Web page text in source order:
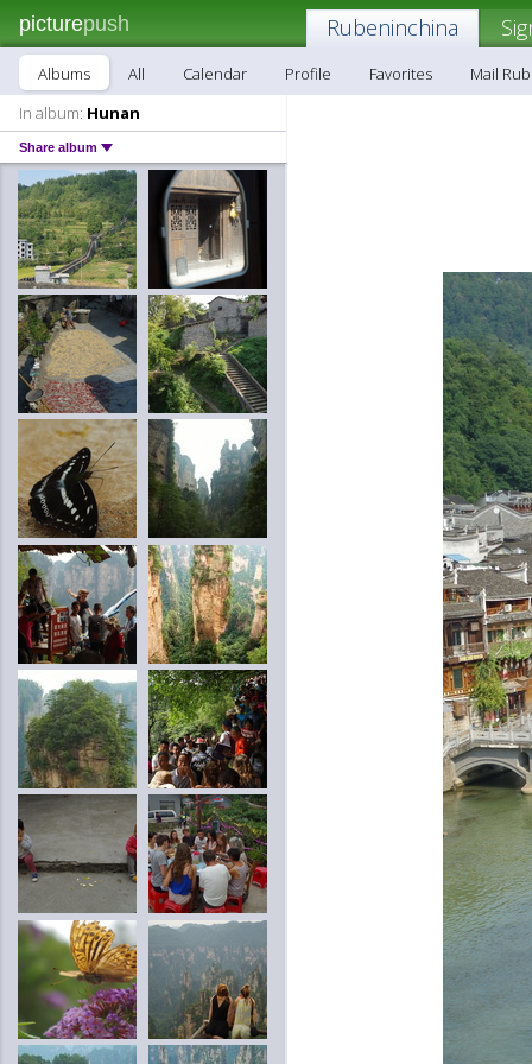
picturepush Rubeninchina
Albums All Calendar Profile Favorites
Mail
In album: Hunan
Share album